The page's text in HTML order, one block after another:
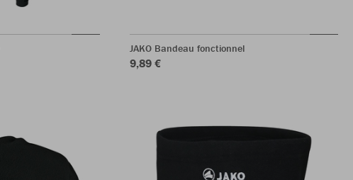
JAKO Bandeau fonctionnel
9,89 €